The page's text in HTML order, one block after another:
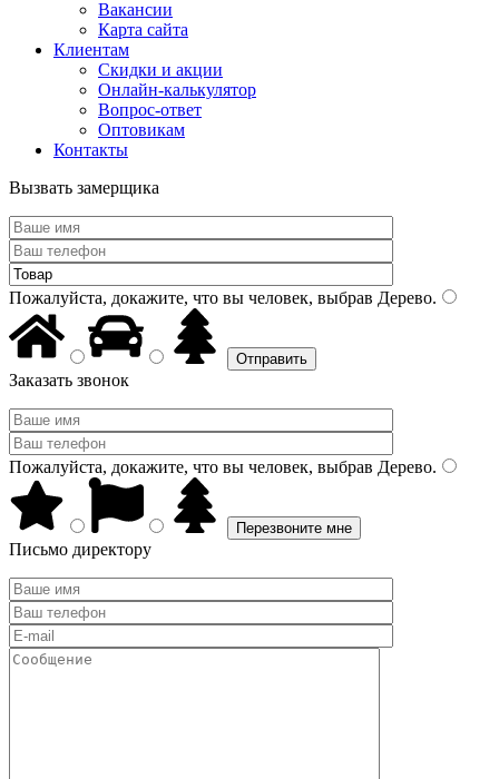
Вакансии
Карта сайта
Клиентам
Скидки и акции
Онлайн-калькулятор
Вопрос-ответ
Оптовикам
Контакты
Вызвать замерщика
Пожалуйста, докажите, что вы человек, выбрав Дерево.
Заказать звонок
Пожалуйста, докажите, что вы человек, выбрав Дерево.
Письмо директору